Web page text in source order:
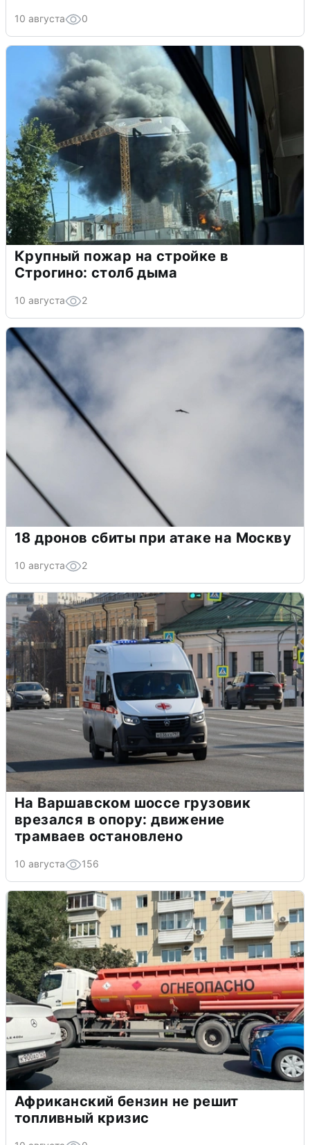
10 августа 0
Крупный пожар на стройке в
Строгино: столб дыма
10 августа 2
18 дронов сбиты при атаке на Москву
10 августа 2
На Варшавском шоссе грузовик
врезался в опору: движение
трамваев остановлено
10 августа 156
Африканский бензин не решит
топливный кризис